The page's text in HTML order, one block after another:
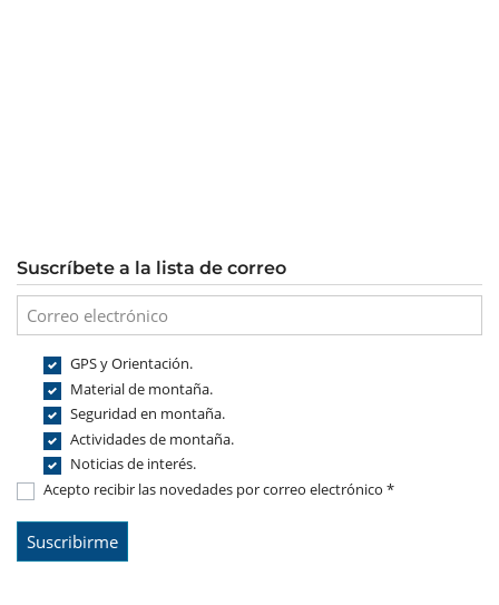
Suscríbete a la lista de correo
GPS y Orientación.
Material de montaña.
Seguridad en montaña.
Actividades de montaña.
Noticias de interés.
Acepto recibir las novedades por correo electrónico *